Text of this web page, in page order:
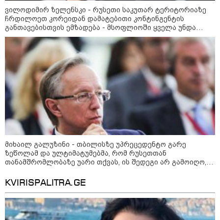
რუსულენოვან ბლოგერთან
ინტერვიუზე
13:00 / 10-08-2026
"გადახედეთ, რა მონაცემებია
ევროპული ქვეყნების რუსეთთან
სავაჭრო ურთიერთობების
თვალსაზრისით, მას შემდეგ,
რაც რუსეთ-უკრაინის ომი
გაჩაღდა" - კახა კალაძე
12:25 / 10-08-2026
"ანტირუსული რიტორიკით
გამორჩეულ "ნაცაქტივისტებს“
წლების განმავლობაში
რუსეთიდან სარგებლის
მიღებაზე უარი არ უთქვამთ -
ყველაფერი 2022 წლის შემდეგ
შეიცვალა" - ნინო წილოსანი
ვილოდიმირ ზელენსკი - რუსეთი საკუთარ ტერიტორიაზე
ჩრდილოეთ კორეიდან დამატებითი კონტინგენტის
განთავებისთვის ემზადება - მსოფლიოში ყველა უნდა
მიხვდეს, თუ რას ნიშნავს ეს
მიხაილ გალუზინი - თბილისზე უპრეცედენტო გარე
ზეწოლამ და ულტიმატუმებმა, რომ რუსეთთან
თანამშრომლობაზე უარი თქვას, ის შედეგი არ გამოიღო,
ურთიერთპატივისცემაზე დამყარებული ურთიერთობები
KVIRISPALITRA.GE